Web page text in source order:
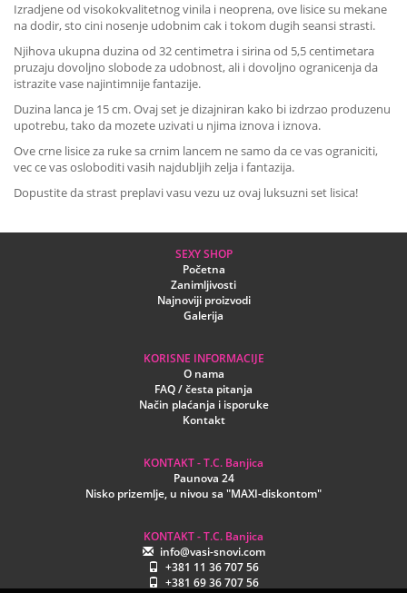
Izradjene od visokokvalitetnog vinila i neoprena, ove lisice su mekane
na dodir, sto cini nosenje udobnim cak i tokom dugih seansi strasti.
Njihova ukupna duzina od 32 centimetra i sirina od 5,5 centimetara
pruzaju dovoljno slobode za udobnost, ali i dovoljno ogranicenja da
istrazite vase najintimnije fantazije.
Duzina lanca je 15 cm. Ovaj set je dizajniran kako bi izdrzao produzenu
upotrebu, tako da mozete uzivati u njima iznova i iznova.
Ove crne lisice za ruke sa crnim lancem ne samo da ce vas ograniciti,
vec ce vas osloboditi vasih najdubljih zelja i fantazija.
Dopustite da strast preplavi vasu vezu uz ovaj luksuzni set lisica!
SEXY SHOP
Početna
Zanimljivosti
Najnoviji proizvodi
Galerija
KORISNE INFORMACIJE
O nama
FAQ / česta pitanja
Način plaćanja i isporuke
Kontakt
KONTAKT - T.C. Banjica
Paunova 24
Nisko prizemlje, u nivou sa "MAXI-diskontom"
KONTAKT - T.C. Banjica
info@vasi-snovi.com
+381 11 36 707 56
+381 69 36 707 56